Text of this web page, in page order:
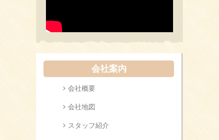
会社案内
会社概要
会社地図
スタッフ紹介